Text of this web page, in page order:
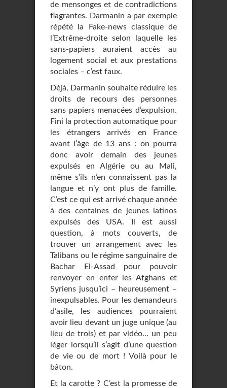
de mensonges et de contradictions
flagrantes. Darmanin a par exemple
répété la Fake-news classique de
l’Extrême-droite selon laquelle les
sans-papiers auraient accès au
logement social et aux prestations
sociales – c’est faux.
Déjà, Darmanin souhaite réduire les
droits de recours des personnes
sans papiers menacées d’expulsion.
Fini la protection automatique pour
les étrangers arrivés en France
avant l’âge de 13 ans : on pourra
donc avoir demain des jeunes
expulsés en Algérie ou au Mali,
même s’ils n’en connaissent pas la
langue et n’y ont plus de famille.
C’est ce qui est arrivé chaque année
à des centaines de jeunes latinos
expulsés des USA. Il est aussi
question, à mots couverts, de
trouver un arrangement avec les
Talibans ou le régime sanguinaire de
Bachar El-Assad pour pouvoir
renvoyer en enfer les Afghans et
Syriens jusqu’ici – heureusement –
inexpulsables. Pour les demandeurs
d’asile, les audiences pourraient
avoir lieu devant un juge unique (au
lieu de trois) et par vidéo... un peu
léger lorsqu’il s’agit d’une question
de vie ou de mort ! Voilà pour le
bâton.
Et la carotte ? C’est la promesse de